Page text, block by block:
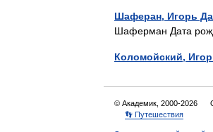
Шаферан, Игорь
Шаферман Дата
Коломойский,
© Академик, 2000-2026
👣 Путешествия